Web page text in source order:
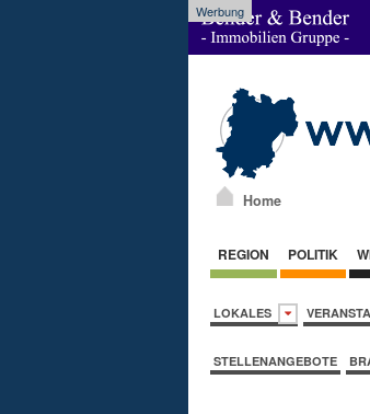
Werbung
Home
REGION POLITIK
LOKALES
STELLENANGEBOTE